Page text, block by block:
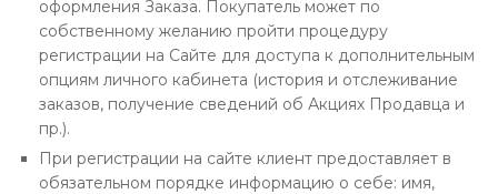
оформления Заказа. Покупатель может по
собственному желанию пройти процедуру
регистрации на Сайте для доступа к дополнительным
опциям личного кабинета (история и отслеживание
заказов, получение сведений об Акциях Продавца и
пр.).
При регистрации на сайте клиент предоставляет в
обязательном порядке информацию о себе: имя,